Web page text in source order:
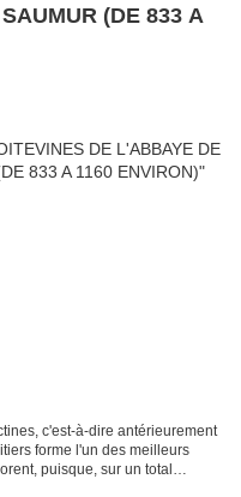
(DE 833 A
c'est-à-dire antérieurement
forme l'un des meilleurs
puisque, sur un total